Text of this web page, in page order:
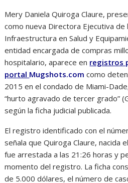
Mery Daniela Quiroga Claure,
como nueva Directora Ejecutiva de
Infraestructura en Salud y
entidad encargada de compras
hospitalario, aparece en registros
portal Mugshots.com como
2015 en el condado de Miami-
“hurto agravado de tercer grado”
según la ficha judicial publicada.
El registro identificado con el
señala que Quiroga Claure, nacida
fue arrestada a las 21:26 horas y
momento del registro. La ficha
de 5.000 dólares, el número de